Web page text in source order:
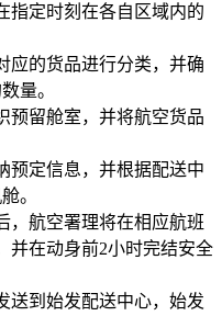
指定时刻在各自区域内的
应的货品进行分类，并确
量。
预留舱室，并将航空货品
预定信息，并根据配送中
。
，航空署理将在相应航班
并在动身前2小时完结安全
送到始发配送中心，始发